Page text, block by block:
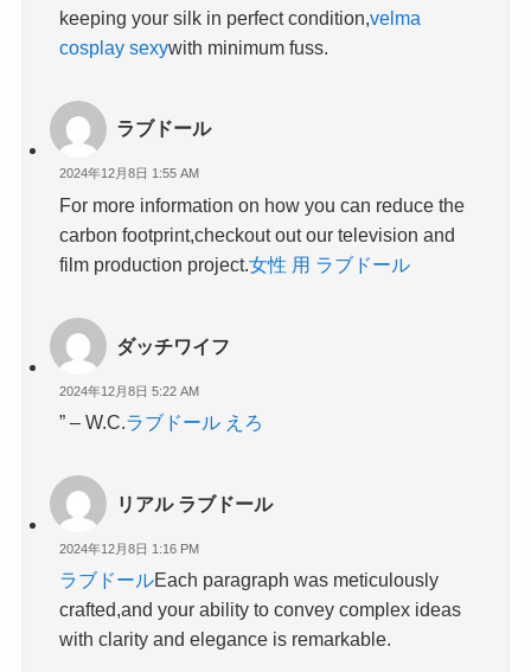
keeping your silk in perfect condition,velma
cosplay sexywith minimum fuss.
ラブドール
2024年12月8日 1:55 AM
For more information on how you can reduce the
carbon footprint,checkout out our television and
film production project.女性 用 ラブドール
ダッチワイフ
2024年12月8日 5:22 AM
” – W.C.ラブドール えろ
リアル ラブドール
2024年12月8日 1:16 PM
ラブドールEach paragraph was meticulously
crafted,and your ability to convey complex ideas
with clarity and elegance is remarkable.